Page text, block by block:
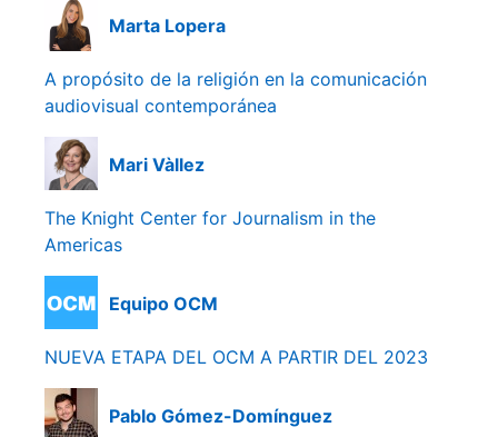
Marta Lopera
A propósito de la religión en la comunicación
audiovisual contemporánea
Mari Vàllez
The Knight Center for Journalism in the
Americas
Equipo OCM
NUEVA ETAPA DEL OCM A PARTIR DEL 2023
Pablo Gómez-Domínguez